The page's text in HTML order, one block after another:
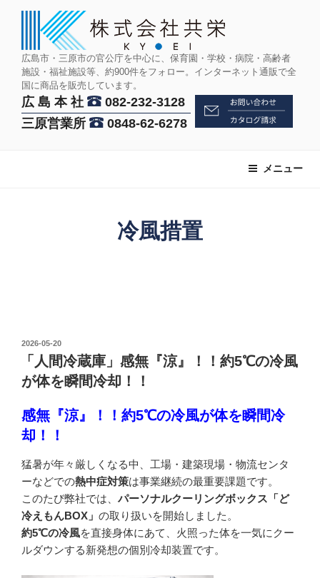
広島市・三原市の官公庁を中心に、保育園・学校・病院・高齢者
施設・福祉施設等、約900件をフォロー。インターネット通販で全
国に商品を販売しています。
広 島 本 社
082-232-3128
三原営業所
0848-62-6278
メニュー
冷風措置
投
2026-05-20
「人間冷蔵庫」感無『涼』！！約5℃の冷風
が体を瞬間冷却！！
感無『涼』！！約5℃の冷風が体を瞬間冷
却！！
猛暑が年々厳しくなる中、工場・建築現場・物流センタ
ーなどでの熱中症対策は事業継続の最重要課題です。
このたび弊社では、 パーソナルクーリングボックス「ど
冷えもんBOX」 の取り扱いを開始しました。
約5℃の冷風を直接身体にあて、火照った体を一気にクー
ルダウンする新発想の個別冷却装置です。